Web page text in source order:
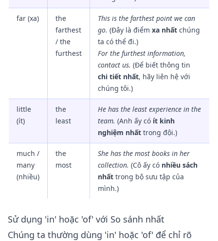
far (xa)
the
farthest
/ the
furthest
This is the farthest point we can
go. (Đây là điểm xa nhất chúng
ta có thể đi.)
For the furthest information,
contact us. (Để biết thông tin
chi tiết nhất, hãy liên hệ với
chúng tôi.)
little
(ít)
the
least
He has the least experience in the
team. (Anh ấy có ít kinh
nghiệm nhất trong đội.)
much /
many
(nhiều)
the
most
She has the most books in her
collection. (Cô ấy có nhiều sách
nhất trong bộ sưu tập của
mình.)
Sử dụng 'in' hoặc 'of' với So sánh nhất
Chúng ta thường dùng 'in' hoặc 'of' để chỉ rõ